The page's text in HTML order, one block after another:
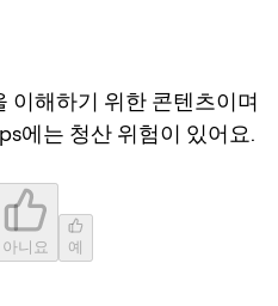
이해하기 위한 콘텐츠이며
에는 청산 위험이 있어요.
아니요 예